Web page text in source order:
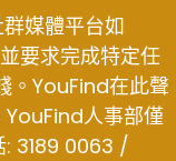
媒體平台如
要求完成特定任
。YouFind在此聲
YouFind人事部僅
: 3189 0063 /